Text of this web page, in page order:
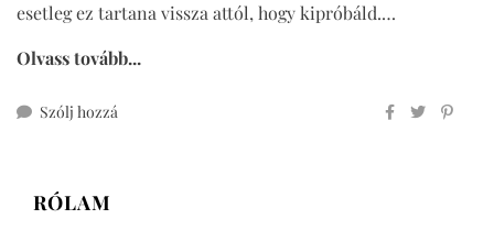
esetleg ez tartana vissza attól, hogy kipróbáld.…
Olvass tovább...
Szólj hozzá
RÓLAM